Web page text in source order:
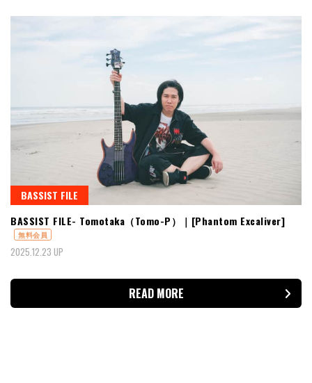
BASSIST FILE
BASSIST FILE- Tomotaka（Tomo-P）｜[Phantom Excaliver]
無料会員
2025.12.23 UP
READ MORE